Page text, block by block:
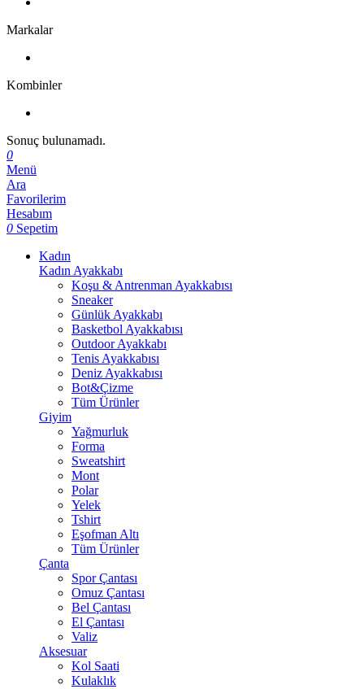
Markalar
Kombinler
Sonuç bulunamadı.
0
Menü
Ara
Favorilerim
Hesabım
0 Sepetim
Kadın
Kadın Ayakkabı
Koşu & Antrenman Ayakkabısı
Sneaker
Günlük Ayakkabı
Basketbol Ayakkabısı
Outdoor Ayakkabı
Tenis Ayakkabısı
Deniz Ayakkabısı
Bot&Çizme
Tüm Ürünler
Giyim
Yağmurluk
Forma
Sweatshirt
Mont
Polar
Yelek
Tshirt
Eşofman Altı
Tüm Ürünler
Çanta
Spor Çantası
Omuz Çantası
Bel Çantası
El Çantası
Valiz
Aksesuar
Kol Saati
Kulaklık